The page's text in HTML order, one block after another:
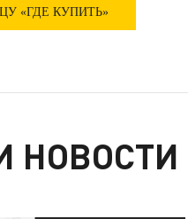
«ГДЕ КУПИТЬ»
НОВОСТИ